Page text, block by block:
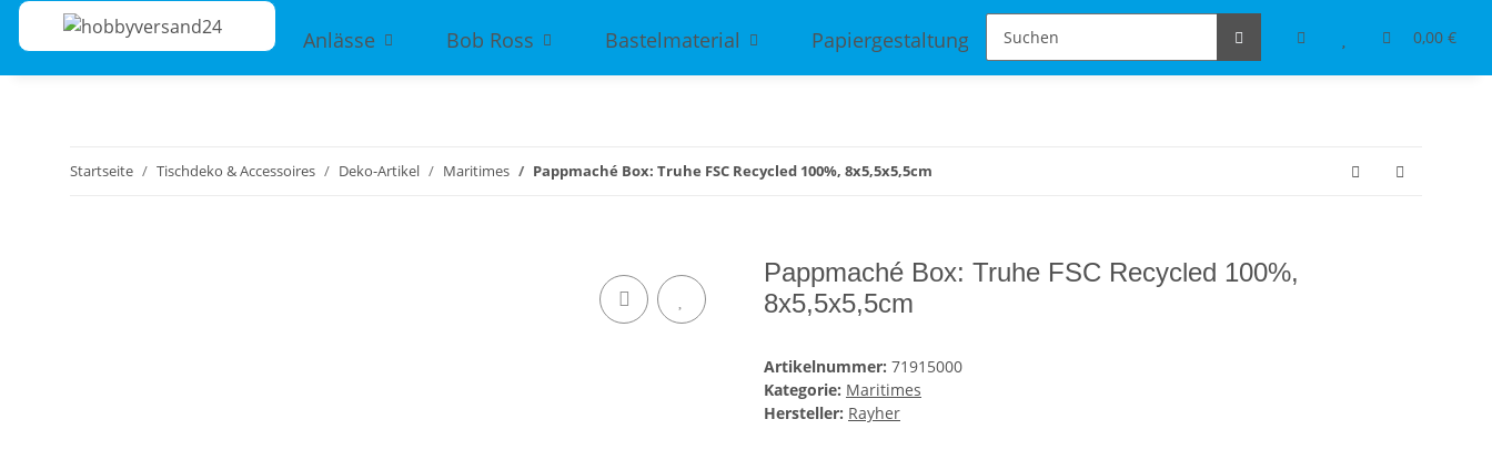
0,00 €
Anlässe Bob Ross Bastelmaterial Papiergestaltung Schmuckdesign Tischdeko & Accessoires
Startseite Tischdeko & Accessoires Deko-Artikel Maritimes Pappmaché Box: Truhe FSC Recycled 100%, 8x5,5x5,5cm
Pappmaché Box: Truhe FSC Recycled 100%,
8x5,5x5,5cm
Artikelnummer: 71915000
Kategorie: Maritimes
Hersteller: Rayher